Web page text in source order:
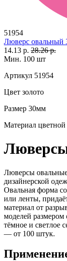
51954
Люверс овальный
14.13 р. 28.26 р.
Мин. 100 шт
Артикул 51954
Цвет золото
Размер 30мм
Материал цветной
Люверсы
дизайнерской
Овальная форма
или ленты,
материал от
моделей размером
тёмное и светлое
— от 100 штук.